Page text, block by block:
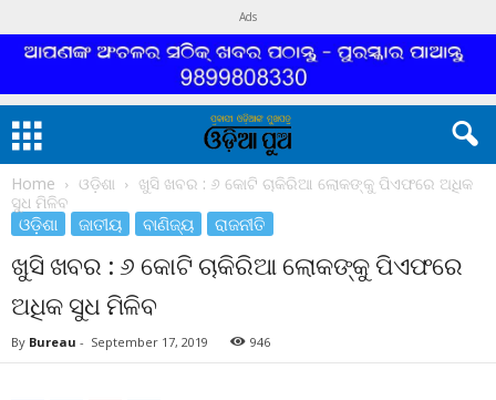
Ads
Home ଓଡ଼ିଶା
ଖୁସି ଖବର : ୬ କୋଟି ଚାକିରିଆ ଲୋକଙ୍କୁ ପିଏଫରେ ଅଧିକ
ସୁଧ ମିଳିବ
ଓଡ଼ିଶା ଜାତୀୟ ବାଣିଜ୍ୟ ରାଜନୀତି
ଖୁସି ଖବର : ୬ କୋଟି ଚାକିରିଆ ଲୋକଙ୍କୁ ପିଏଫରେ
ଅଧିକ ସୁଧ ମିଳିବ
By Bureau - September 17, 2019 946